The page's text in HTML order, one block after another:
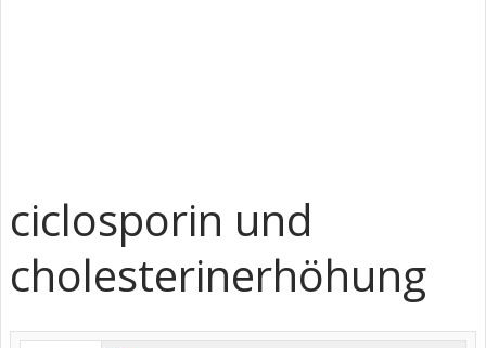
ciclosporin und
cholesterinerhöhung